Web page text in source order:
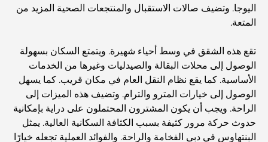
اليوجا. وتضيف صالات الاستقبال والمنتجعات الصحية المزيد من
المتعة.
تقع هذه الشقق في وسط أحياء شهيرة. ويتمتع السكان بسهولة
الوصول إلى محلات البقالة والصيدليات وغيرها من الخدمات
الأساسية. كما يقع نظام النقل العام في مكان قريب. كما يسهل
الوصول إلى خيارات المترو والترام. وتضيف هذه الميزات إلى
الراحة. ويجب أن يكون المشترون المحتملون على دراية بإمكانية
حدوث حركة مرور كثيفة بسبب الكثافة السكانية العالية. يمثل
البنتهاوس في دبي الفخامة والراحة. والفوائد العملية تجعله خيارًا